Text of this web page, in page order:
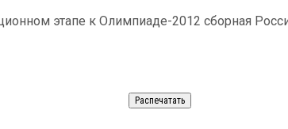
этапе к Олимпиаде-2012 сборная